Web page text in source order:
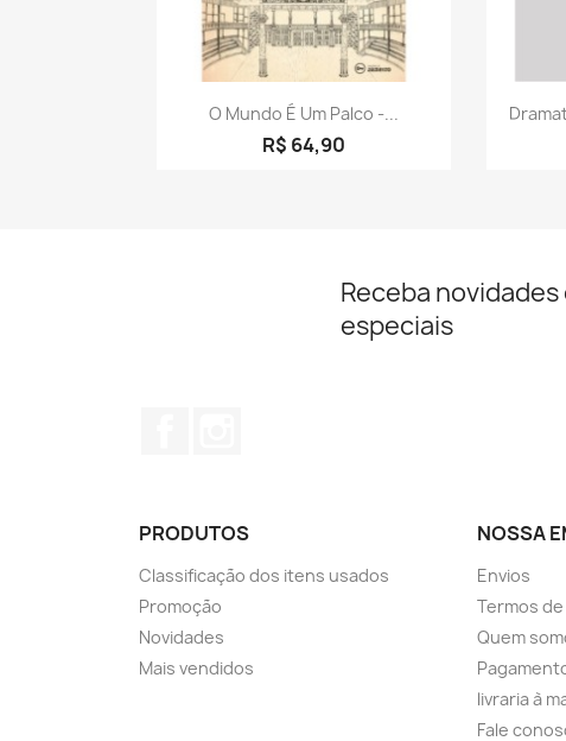
Visualização rápida
O Mundo É Um Palco -...
R$ 64,90

Receba
especiais
PRODUTOS
Classificação dos itens usados
Promoção
Novidades
Mais vendidos
NOSSA
Envios
Termos
Quem
livraria à
Fale